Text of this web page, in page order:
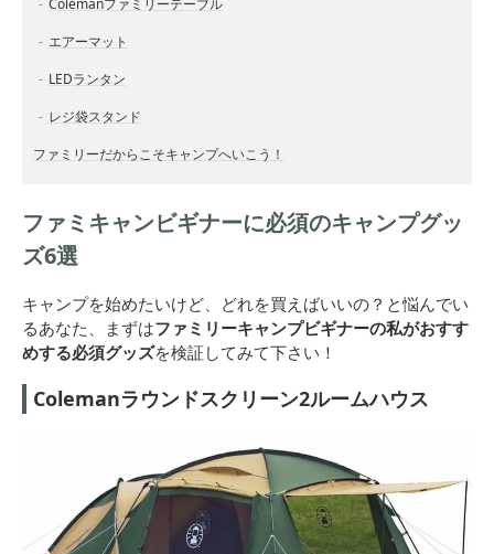
Colemanファミリーテーブル
エアーマット
LEDランタン
レジ袋スタンド
ファミリーだからこそキャンプへいこう！
ファミキャンビギナーに必須のキャンプグッ
ズ6選
キャンプを始めたいけど、どれを買えばいいの？と悩んでい
るあなた、まずはファミリーキャンプビギナーの私がおすす
めする必須グッズを検証してみて下さい！
Colemanラウンドスクリーン2ルームハウス